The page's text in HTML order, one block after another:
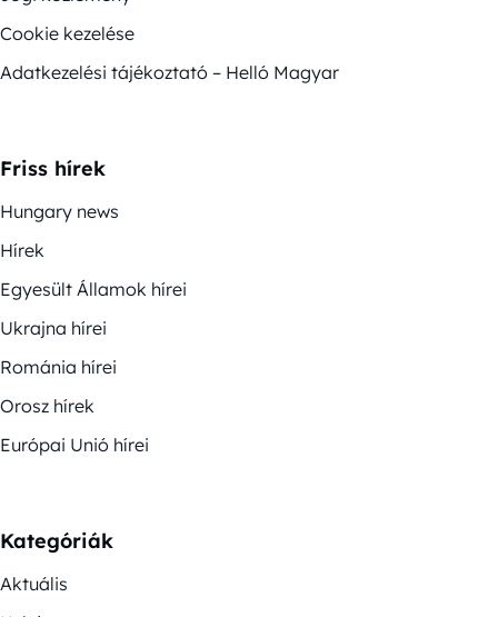
Cookie kezelése
Adatkezelési tájékoztató – Helló Magyar
Friss hírek
Hungary news
Hírek
Egyesült Államok hírei
Ukrajna hírei
Románia hírei
Orosz hírek
Európai Unió hírei
Kategóriák
Aktuális